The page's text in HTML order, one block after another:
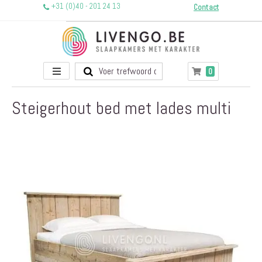
+31 (0)40 - 201 24 13 Contact
Toggle
Nav
Winkelwagen
0producten
Steigerhout bed met lades multi
afbeeldingen-
gallerij